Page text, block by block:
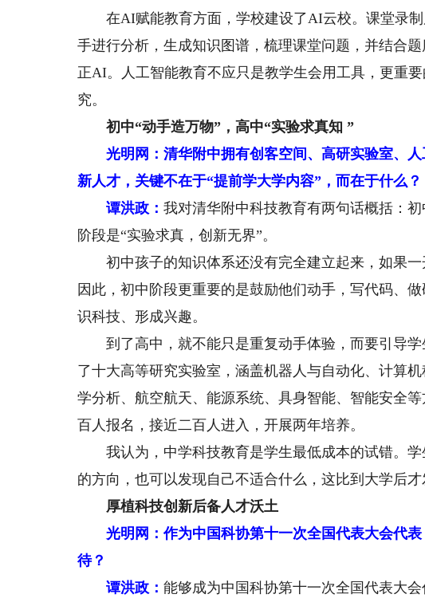
在AI赋能教育方面，学校建设了AI云校。课堂录制
手进行分析，生成知识图谱，梳理课堂问题，并结合
正AI。人工智能教育不应只是教学生会用工具，更重
究。
初中“动手造万物”，高中“实验求真知 ”
光明网：清华附中拥有创客空间、高研实验室、
新人才，关键不在于“提前学大学内容”，而在于什么？
谭洪政：我对清华附中科技教育有两句话概括：
阶段是“实验求真，创新无界”。
初中孩子的知识体系还没有完全建立起来，如果一
因此，初中阶段更重要的是鼓励他们动手，写代码、
识科技、形成兴趣。
到了高中，就不能只是重复动手体验，而要引导学
了十大高等研究实验室，涵盖机器人与自动化、计算
学分析、航空航天、能源系统、具身智能、智能安全
百人报名，接近二百人进入，开展两年培养。
我认为，中学科技教育是学生最低成本的试错。学
的方向，也可以发现自己不适合什么，这比到大学后
厚植科技创新后备人才沃土
光明网：作为中国科协第十一次全国代表大会代
待？
谭洪政：能够成为中国科协第十一次全国代表大